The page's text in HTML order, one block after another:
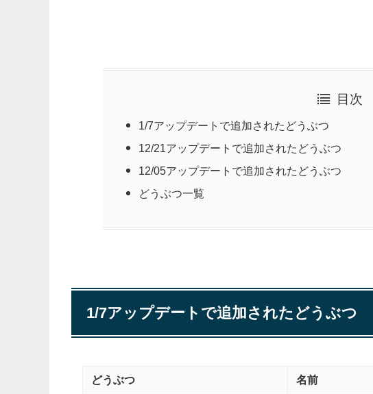
目次
1/7アップデートで追加されたどうぶつ
12/21アップデートで追加されたどうぶつ
12/05アップデートで追加されたどうぶつ
どうぶつ一覧
1/7アップデートで追加されたどうぶつ
どうぶつ 名前